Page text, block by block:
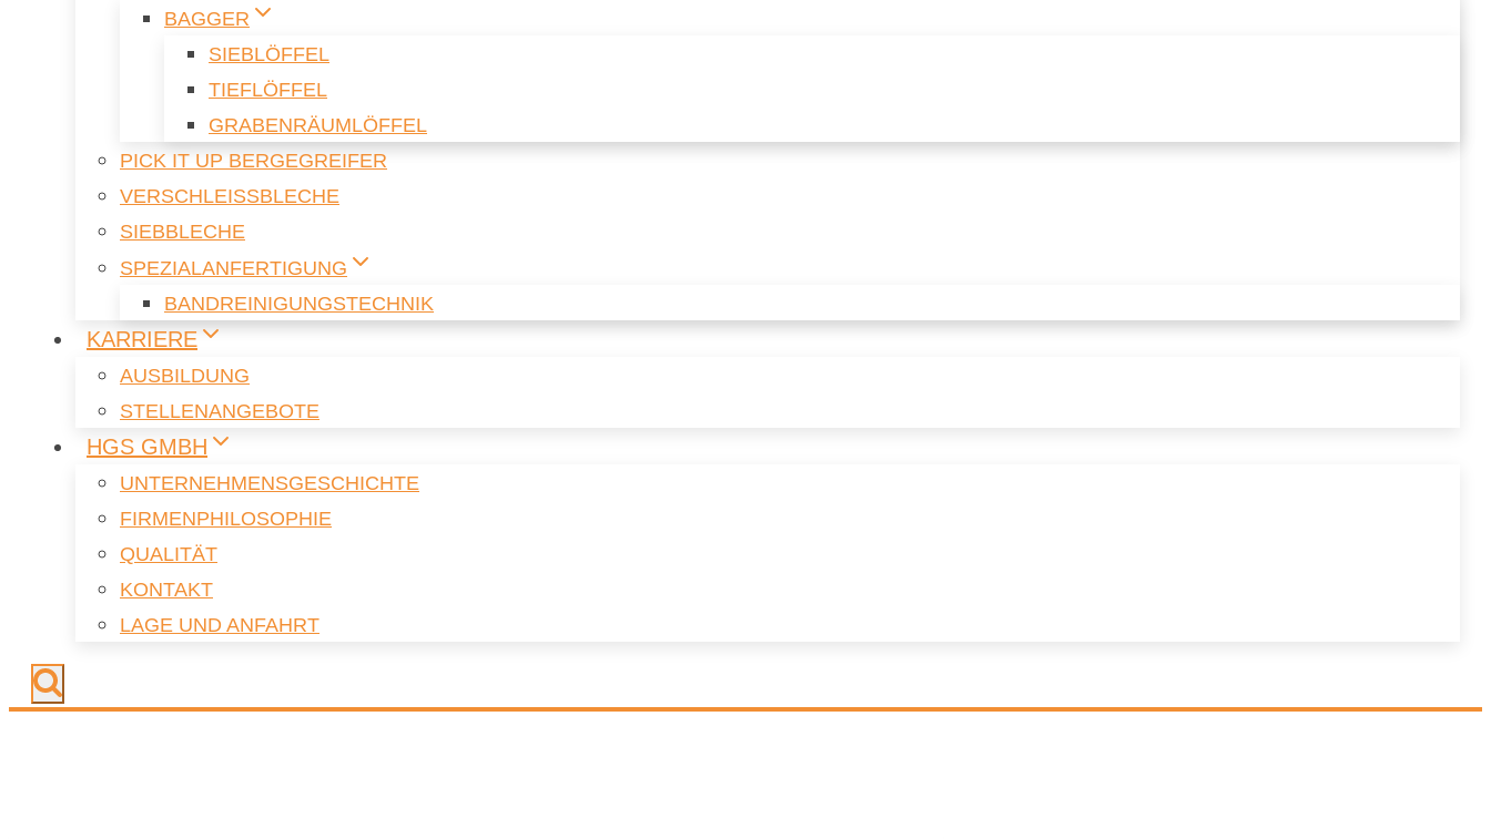
BAG­GER
SIEB­LÖF­FEL
TIEF­LÖF­FEL
GRA­BEN­RÄUM­LÖF­FEL
PICK IT UP BER­GE­G­REI­FER
VER­SCHLEISS­BLE­CHE
SIEB­BLE­CHE
SPE­ZI­AL­AN­FER­TI­GUNG
BAND­REI­NI­GUNGS­TECH­NIK
KAR­RIE­RE
AUS­BIL­DUNG
STEL­LEN­AN­GE­BO­TE
HGS GMBH
UN­TER­NEH­MENS­GE­SCHICH­TE
FIR­MEN­PHI­LO­SO­PHIE
QUA­LI­TÄT
KON­TAKT
LAGE UND AN­FAHRT